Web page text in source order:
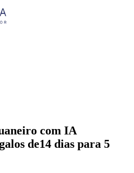
com IA
de14 dias para 5